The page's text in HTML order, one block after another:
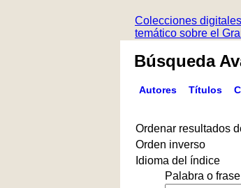
Colecciones
temático sobre el
Búsqueda
Autores Títulos
Ordenar resultados
Orden inverso
Idioma del índice
Palabra o frase